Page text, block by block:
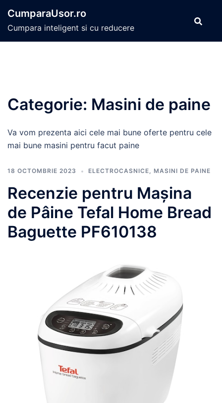
conținut
CumparaUsor.ro
Cumpara inteligent si cu reducere
Categorie: Masini de paine
Va vom prezenta aici cele mai bune oferte pentru cele
mai bune masini pentru facut paine
18 OCTOMBRIE 2023 ELECTROCASNICE, MASINI DE PAINE
Recenzie pentru Mașina
de Pâine Tefal Home Bread
Baguette PF610138